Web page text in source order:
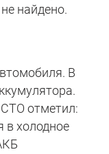
найдено.
В
отметил:
в холодное